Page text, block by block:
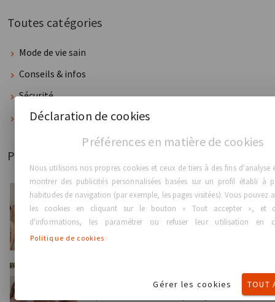
Toutes catégories
Mode de vie sain
Conseils & infos
Sécurité
Mon corps, mon choix
Publié récemment
Conseils & infos
Transfert de Graisse vs Implants Mammaires :
Quelle Est la D...
Implants Ronds vs Anatomiques : Quelle Forme
Déclaration de cookies
Préférences en matière de cookies
Nous utilisons nos propres cookies et ceux de tiers à des fins d'analyse
montrer des publicités personnalisées basées sur un profil établi à
habitudes de navigation (par exemple, les pages visitées). Vous pouvez
les cookies en cliquant sur le bouton « Tout accepter », et
d'informations, les paramétrer ou refuser leur utilisation en
Politique de cookies
Gérer les cookies TOUT